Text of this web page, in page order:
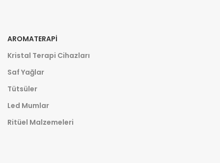
AROMATERAPI
Kristal Terapi Cihazları
Saf Yağlar
Tütsüler
Led Mumlar
Ritüel Malzemeleri